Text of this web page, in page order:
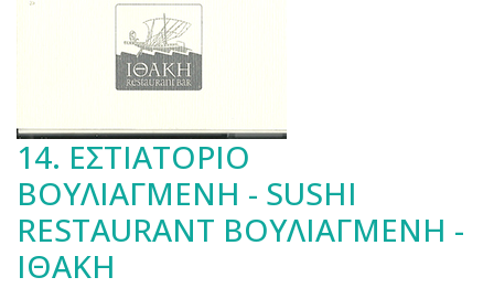
14. ΕΣΤΙΑΤΟΡΙΟ
ΒΟΥΛΙΑΓΜΕΝΗ - SUSHI
RESTAURANT ΒΟΥΛΙΑΓΜΕΝΗ -
ΙΘΑΚΗ